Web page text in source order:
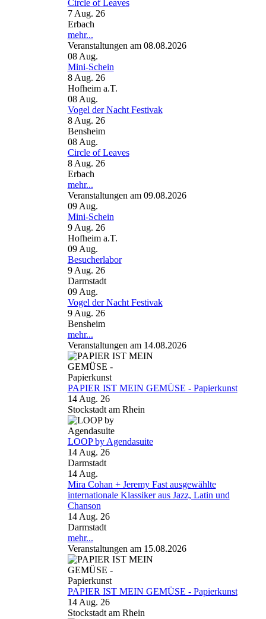
Circle of Leaves
7 Aug. 26
Erbach
mehr...
Veranstaltungen am 08.08.2026
08 Aug.
Mini-Schein
8 Aug. 26
Hofheim a.T.
08 Aug.
Vogel der Nacht Festivak
8 Aug. 26
Bensheim
08 Aug.
Circle of Leaves
8 Aug. 26
Erbach
mehr...
Veranstaltungen am 09.08.2026
09 Aug.
Mini-Schein
9 Aug. 26
Hofheim a.T.
09 Aug.
Besucherlabor
9 Aug. 26
Darmstadt
09 Aug.
Vogel der Nacht Festivak
9 Aug. 26
Bensheim
mehr...
Veranstaltungen am 14.08.2026
PAPIER IST MEIN GEMÜSE - Papierkunst
14 Aug. 26
Stockstadt am Rhein
LOOP by Agendasuite
14 Aug. 26
Darmstadt
14 Aug.
Mira Cohan + Jeremy Fast ausgewählte
internationale Klassiker aus Jazz, Latin und
Chanson
14 Aug. 26
Darmstadt
mehr...
Veranstaltungen am 15.08.2026
PAPIER IST MEIN GEMÜSE - Papierkunst
14 Aug. 26
Stockstadt am Rhein